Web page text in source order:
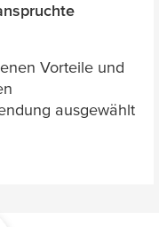
Vorteile und
ausgewählt